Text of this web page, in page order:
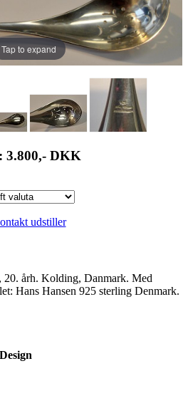
Tap to expand
3.800,- DKK
udstiller
20. årh. Kolding, Danmark. Med
Hans Hansen 925 sterling Denmark.